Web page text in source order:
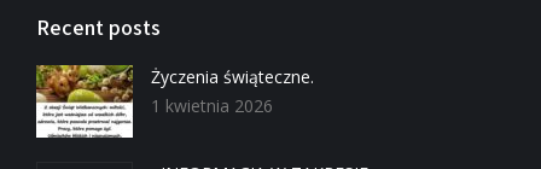
Recent posts
Życzenia świąteczne.
1 kwietnia 2026